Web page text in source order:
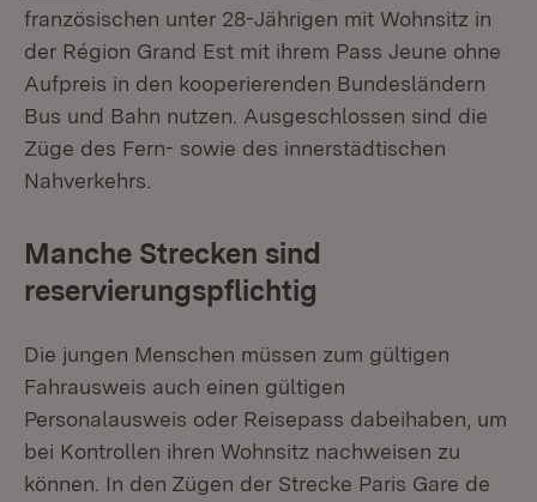
französischen unter 28-Jährigen mit Wohnsitz in
der Région Grand Est mit ihrem Pass Jeune ohne
Aufpreis in den kooperierenden Bundesländern
Bus und Bahn nutzen. Ausgeschlossen sind die
Züge des Fern- sowie des innerstädtischen
Nahverkehrs.
Manche Strecken sind
reservierungspflichtig
Die jungen Menschen müssen zum gültigen
Fahrausweis auch einen gültigen
Personalausweis oder Reisepass dabeihaben, um
bei Kontrollen ihren Wohnsitz nachweisen zu
können. In den Zügen der Strecke Paris Gare de